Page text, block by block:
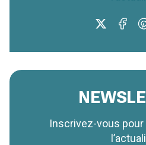
Inscrivez-vous pour